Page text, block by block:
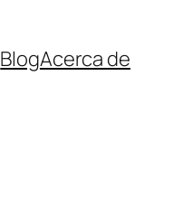
BlogAcerca de